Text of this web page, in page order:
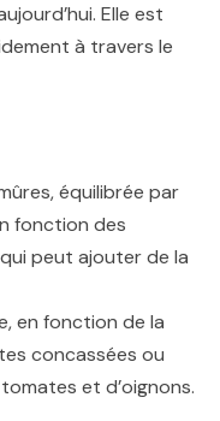
Elle est
à travers le
équilibrée par
fonction des
peut ajouter de la
en fonction de la
concassées ou
et d’oignons.